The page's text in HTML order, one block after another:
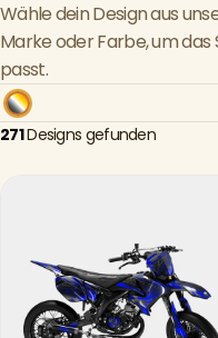
Wähle dein Design aus
Marke oder Farbe, um das
passt.
271Designs gefunden